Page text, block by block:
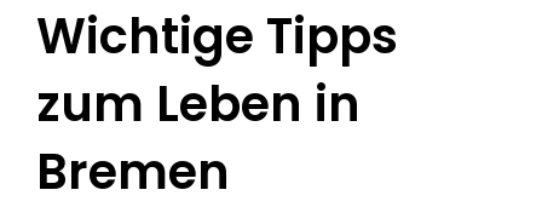
Wichtige Tipps
zum Leben in
Bremen